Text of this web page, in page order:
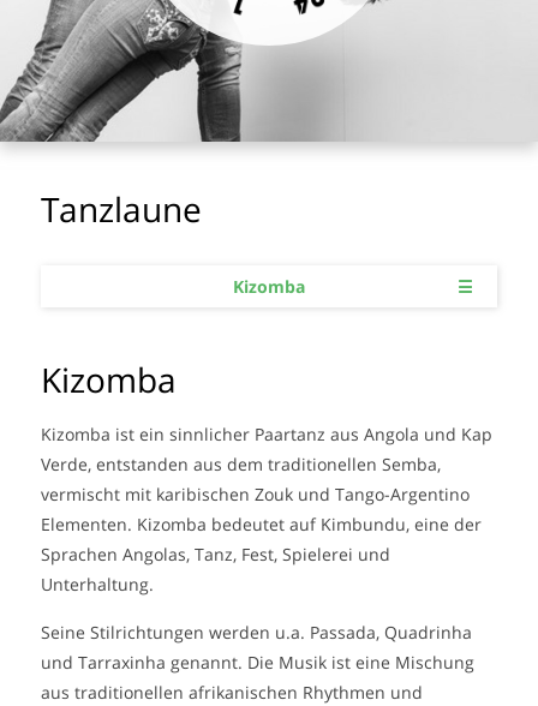
Tanzlaune
Kizomba ☰
Kizomba
Kizomba ist ein sinnlicher Paartanz aus Angola und Kap
Verde, entstanden aus dem traditionellen Semba,
vermischt mit karibischen Zouk und Tango-Argentino
Elementen. Kizomba bedeutet auf Kimbundu, eine der
Sprachen Angolas, Tanz, Fest, Spielerei und
Unterhaltung.
Seine Stilrichtungen werden u.a. Passada, Quadrinha
und Tarraxinha genannt. Die Musik ist eine Mischung
aus traditionellen afrikanischen Rhythmen und